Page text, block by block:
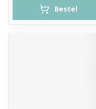
Bestel